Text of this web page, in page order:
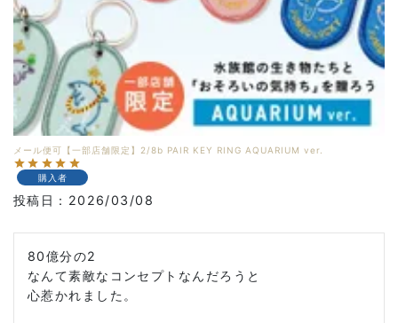
メール便可【一部店舗限定】2/8b PAIR KEY RING AQUARIUM ver.
購入者
投稿日 2026/03/08
80億分の2
なんて素敵なコンセプトなんだろうと
心惹かれました。